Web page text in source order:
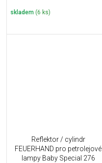
skladem (6 ks)
Reflektor / cylindr
FEUERHAND pro petrolejové
lampy Baby Special 276